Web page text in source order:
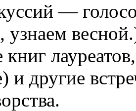
—
узнаем
книг
и другие